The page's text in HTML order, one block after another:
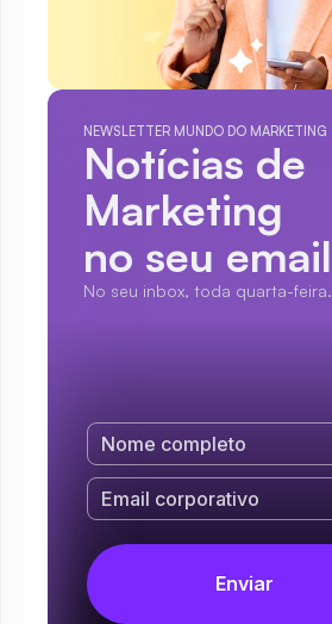
NEWSLETTER MUNDO DO MARKETING
Notícias de
Marketing
no seu email
No seu inbox, toda quarta-feira.